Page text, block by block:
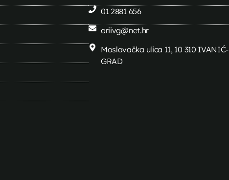
01 2881 656
oriivg@net.hr
Moslavačka ulica 11, 10 310 IVANIĆ-
GRAD